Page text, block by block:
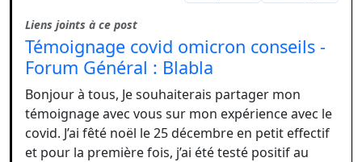
Liens joints à ce post
Témoignage covid omicron conseils -
Forum Général : Blabla
Bonjour à tous, Je souhaiterais partager mon
témoignage avec vous sur mon expérience avec le
covid. J’ai fêté noël le 25 décembre en petit effectif
et pour la première fois, j’ai été testé positif au